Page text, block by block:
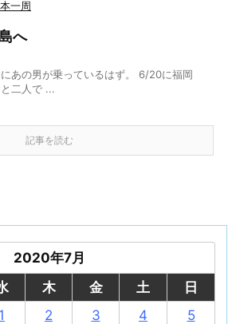
一周
へ
あの男が乗っているはず。 6/20に福岡
二人で ...
記事を読む
2020年7月
木 金 土
日
1
2 3 4
5